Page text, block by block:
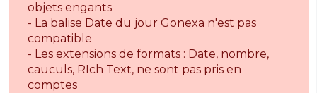
objets engants
- La balise Date du jour Gonexa n'est pas
compatible
- Les extensions de formats : Date, nombre,
cauculs, RIch Text, ne sont pas pris en
comptes